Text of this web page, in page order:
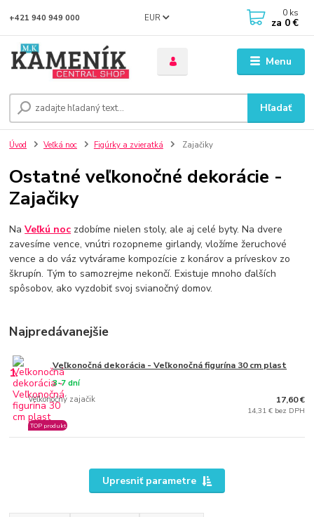
Menu
EUR
Hľadať
+421 940 949 000 0 ks
za 0 €
Úvod Veľká noc Figúrky a zvieratká Zajačiky
Ostatné veľkonočné dekorácie -
Zajačiky
NaVeľkú noc zdobíme nielen stoly, ale aj celé byty. Na dvere
zavesíme vence, vnútri rozopneme girlandy, vložíme žeruchové
vence a do váz vytvárame kompozície z konárov a príveskov zo
škrupín. Tým to samozrejme nekončí. Existuje mnoho ďalších
spôsobov, ako vyzdobiť svoj svianočný domov.
Najpredávanejšie
1. Veľkonočná dekorácia - Veľkonočná figurína 30 cm plast
Veľkonočný zajačik
3-7 dní
TOP produkt
17,60 €
14,31 € bez DPH
Upresniť parametre